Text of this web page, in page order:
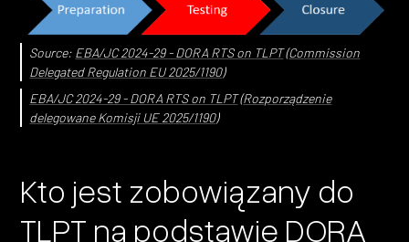
Source: EBA/JC 2024-29 - DORA RTS on TLPT(Commission
Delegated Regulation EU 2025/1190)
EBA/JC 2024-29 - DORA RTS on TLPT(Rozporządzenie
delegowane Komisji UE 2025/1190)
Kto jest zobowiązany do
TLPT na podstawie DORA